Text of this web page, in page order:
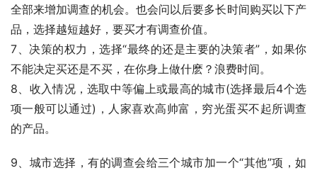
全部来增加调查的机会。也会问以后要多长时间购买以下产
品，选择越短越好，要买才有调查价值。
7、决策的权力，选择“最终的还是主要的决策者”，如果你
不能决定买还是不买，在你身上做什麽？浪费时间。
8、收入情况，选取中等偏上或最高的城市(选择最后4个选
项一般可以通过)，人家喜欢高帅富，穷光蛋买不起所调查
的产品。
9、城市选择，有的调查会给三个城市加一个“其他”项，如